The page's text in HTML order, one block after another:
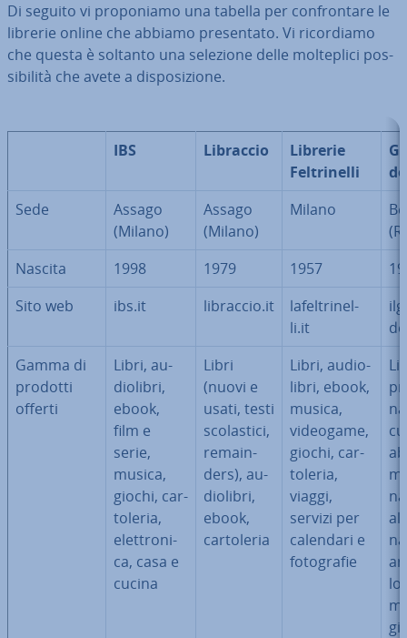
Di seguito vi pro­po­nia­mo una tabella per con­fron­ta­re le
librerie online che abbiamo pre­sen­ta­to. Vi ri­cor­dia­mo
che questa è soltanto una selezione delle mol­te­pli­ci pos­
si­bi­li­tà che avete a di­spo­si­zio­ne.
IBS Libraccio
Librerie
Fel­tri­nel­li
Sede
Assago
(Milano)
Assago
(Milano)
Milano
Nascita
1998 1979 1957
Sito web
ibs.it libraccio.it
la­fel­tri­nel­
li.it
Gamma di
prodotti
offerti
Libri, au­
dio­li­bri,
ebook,
film e
serie,
musica,
giochi, car­
to­le­ria,
elet­tro­ni­
ca, casa e
cucina
Libri
(nuovi e
usati, testi
sco­la­sti­ci,
re­main­
ders), au­
dio­li­bri,
ebook,
car­to­le­ria
Libri, au­dio­
li­bri, ebook,
musica,
videogame,
giochi, car­
to­le­ria,
viaggi,
servizi per
calendari e
fo­to­gra­fie
lo